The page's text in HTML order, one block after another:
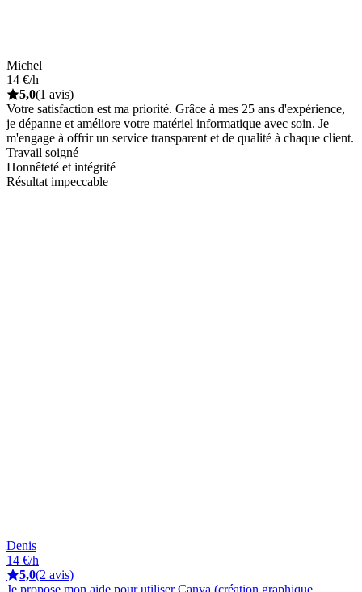
Michel
14 €/h
5,0(1 avis)
Votre satisfaction est ma priorité. Grâce à mes 25 ans d'expérience,
je dépanne et améliore votre matériel informatique avec soin. Je
m'engage à offrir un service transparent et de qualité à chaque client.
Travail soigné
Honnêteté et intégrité
Résultat impeccable
Denis
14 €/h
5,0(2 avis)
Je propose mon aide pour utiliser Canva (création graphique,